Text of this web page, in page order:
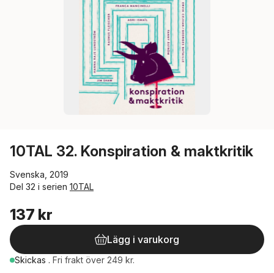
10TAL 32. Konspiration & maktkritik
Svenska, 2019
Del 32 i serien 10TAL
137 kr
Lägg i varukorg
Skickas . Fri frakt över 249 kr.